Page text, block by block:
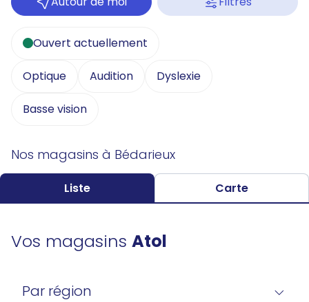
Ouvert actuellement
Optique Audition Dyslexie
Basse vision
Nos magasins à Bédarieux
Liste Carte
Vos magasins Atol
Par région